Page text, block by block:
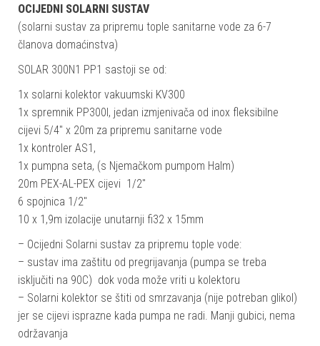
OCIJEDNI SOLARNI SUSTAV
(solarni sustav za pripremu tople sanitarne vode za 6-7
članova domaćinstva)
SOLAR 300N1 PP1 sastoji se od:
1x solarni kolektor vakuumski KV300
1x spremnik PP300l, jedan izmjenivača od inox fleksibilne
cijevi 5/4″ x 20m za pripremu sanitarne vode
1x kontroler AS1,
1x pumpna seta, (s Njemačkom pumpom Halm)
20m PEX-AL-PEX cijevi 1/2″
6 spojnica 1/2″
10 x 1,9m izolacije unutarnji fi32 x 15mm
– Ocijedni Solarni sustav za pripremu tople vode:
– sustav ima zaštitu od pregrijavanja (pumpa se treba
isključiti na 90C) dok voda može vriti u kolektoru
– Solarni kolektor se štiti od smrzavanja (nije potreban glikol)
jer se cijevi isprazne kada pumpa ne radi. Manji gubici, nema
održavanja